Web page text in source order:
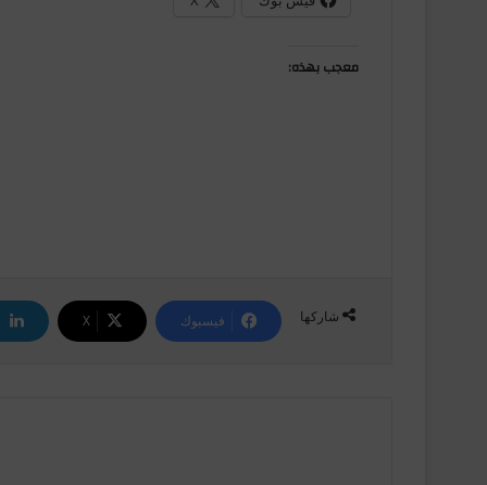
معجب بهذه:
شاركها فيسبوك ‫X